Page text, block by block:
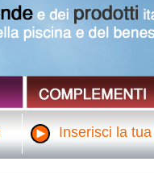
Inserisci la